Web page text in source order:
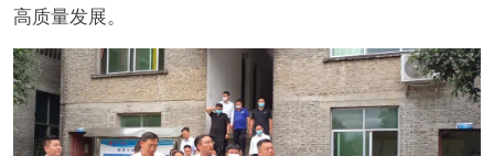
高质量发展。